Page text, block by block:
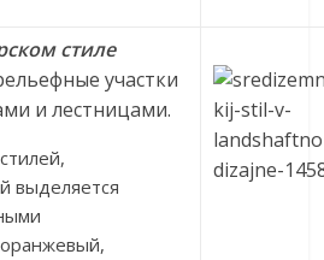
стиле
участки
и лестницами.
выделяется